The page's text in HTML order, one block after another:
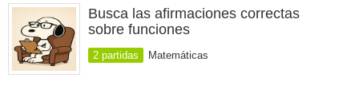
Busca las afirmaciones correctas
sobre funciones
2 partidas Matemáticas